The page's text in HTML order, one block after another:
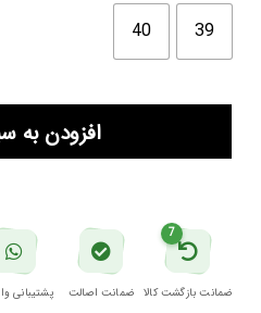
39
40
کتانی
سفید
Carina
Street
افزودن به
7
ضمانت بازگشت کالا ضمانت اصالت پشتیبانی